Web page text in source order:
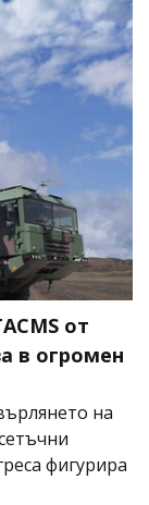
от
в огромен
на
фигурира